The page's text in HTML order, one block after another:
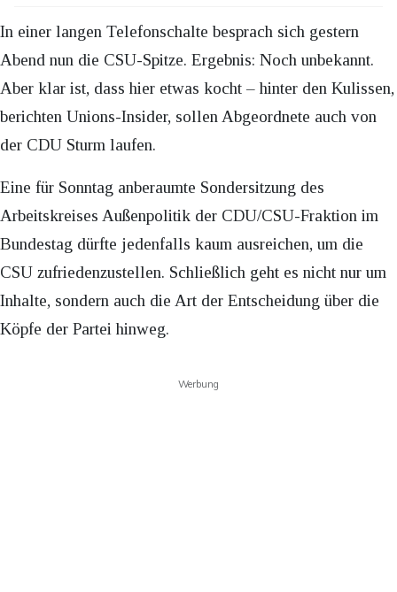
In einer langen Telefonschalte besprach sich gestern
Abend nun die CSU-Spitze. Ergebnis: Noch unbekannt.
Aber klar ist, dass hier etwas kocht – hinter den Kulissen,
berichten Unions-Insider, sollen Abgeordnete auch von
der CDU Sturm laufen.
Eine für Sonntag anberaumte Sondersitzung des
Arbeitskreises Außenpolitik der CDU/CSU-Fraktion im
Bundestag dürfte jedenfalls kaum ausreichen, um die
CSU zufriedenzustellen. Schließlich geht es nicht nur um
Inhalte, sondern auch die Art der Entscheidung über die
Köpfe der Partei hinweg.
Werbung